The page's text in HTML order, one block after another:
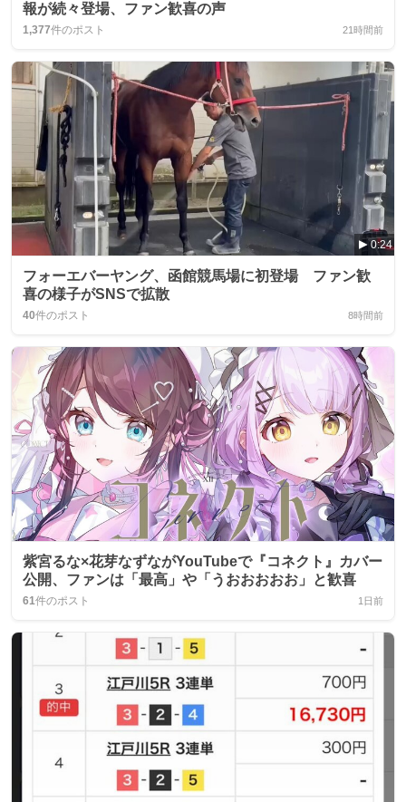
報が続々登場、ファン歓喜の声
1,377件のポスト 21時間前
0:24
フォーエバーヤング、函館競馬場に初登場 ファン歓
喜の様子がSNSで拡散
40件のポスト 8時間前
紫宮るな×花芽なずながYouTubeで『コネクト』カバー
公開、ファンは「最高」や「うおおおおお」と歓喜
61件のポスト 1日前